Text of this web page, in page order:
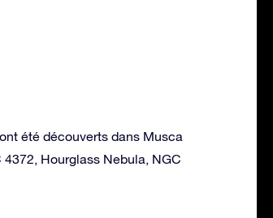
été découverts dans Musca
Hourglass Nebula, NGC